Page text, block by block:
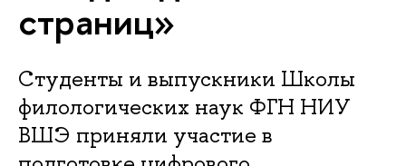
страниц»
Студенты и выпускники Школы
филологических наук ФГН НИУ
ВШЭ приняли участие в